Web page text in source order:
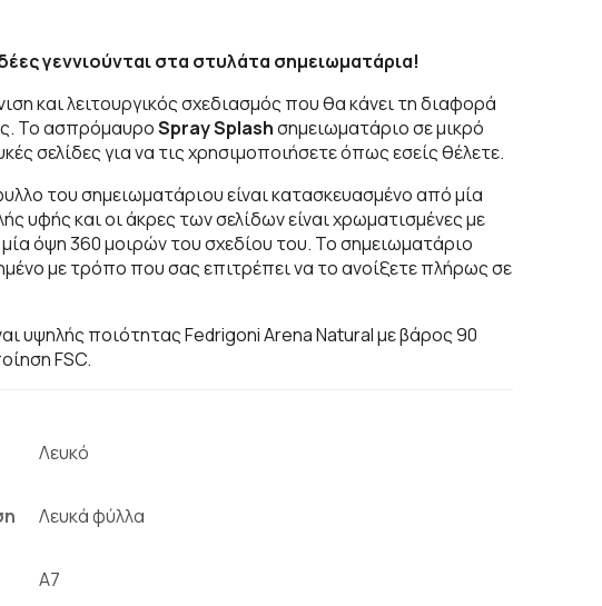
γεννιούνται στα στυλάτα σημειωματάρια!
και λειτουργικός σχεδιασμός που θα κάνει τη διαφορά
ΤοασπρόμαυροSpray Splashσημειωματάριο σε μικρό
σελίδες για να τις χρησιμοποιήσετε όπως εσείς θέλετε.
του σημειωματάριου είναι κατασκευασμένο από μία
υφής και οι άκρες των σελίδων είναι χρωματισμένες με
όψη 360 μοιρών του σχεδίου του. Το σημειωματάριο
με τρόπο που σας επιτρέπει να το ανοίξετε πλήρως σε
υψηλής ποιότητας Fedrigoni Arena Natural με βάρος 90
FSC.